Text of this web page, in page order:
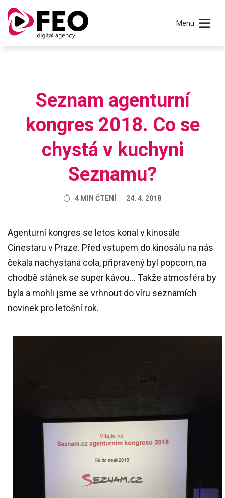
Menu
Seznam agenturní
kongres 2018. Co se
chystá v kuchyni
Seznamu?
4 MIN ČTENÍ 24. 4. 2018
Agenturní kongres se letos konal v kinosále
Cinestaru v Praze. Před vstupem do kinosálu na nás
čekala nachystaná cola, připravený byl popcorn, na
chodbě stánek se super kávou… Takže atmosféra by
byla a mohli jsme se vrhnout do víru seznamích
novinek pro letošní rok.